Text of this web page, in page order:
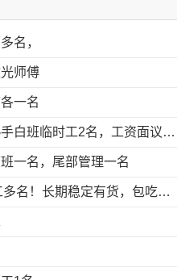
名，
师傅
一名
工资面议，包吃住有的请电18676754153黎生
一名，尾部管理一名
！长期稳定有货，包吃包住